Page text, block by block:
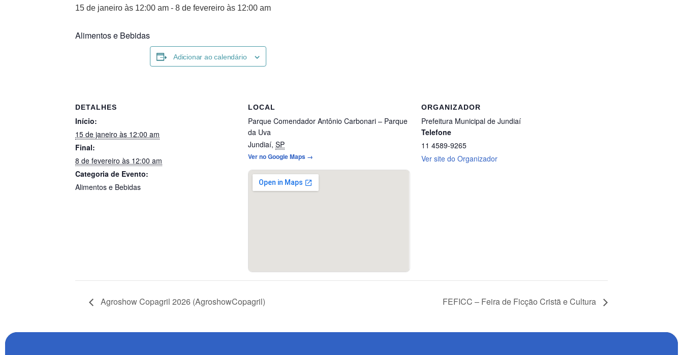
15 de janeiro às 12:00 am - 8 de fevereiro às 12:00 am
Alimentos e Bebidas
Adicionar ao calendário
DETALHES
Início:
15 de janeiro às 12:00 am
Final:
8 de fevereiro às 12:00 am
Categoria de Evento:
Alimentos e Bebidas
LOCAL
Parque Comendador Antônio Carbonari – Parque
da Uva
Jundiaí, SP
Ver no Google Maps →
ORGANIZADOR
Prefeitura Municipal de Jundiaí
Telefone
11 4589-9265
Ver site do Organizador
Agroshow Copagril 2026 (AgroshowCopagril) FEFICC – Feira de Ficção Cristã e Cultura